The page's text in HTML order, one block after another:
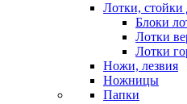
Лотки, стойки
Блоки
Лотки
Лотки
Ножи, лезвия
Ножницы
Папки